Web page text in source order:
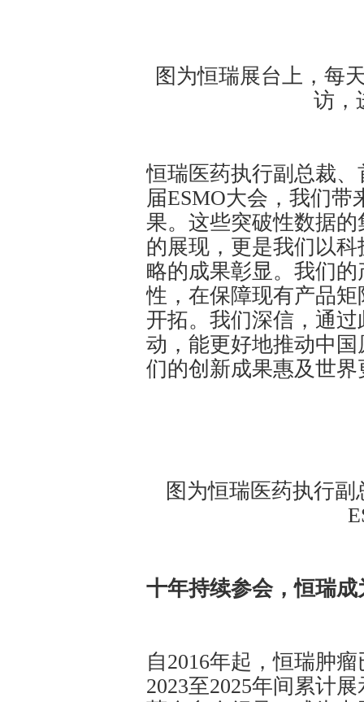
图为恒瑞展台上，每
访，
恒瑞医药执行副总裁
届ESMO大会，我们
果。这些突破性数据
的展现，更是我们以
略的成果彰显。我们
性，在保障现有产品
开拓。我们深信，通
动，能更好地推动中
们的创新成果惠及世界
图为恒瑞医药执行
十年持续参会，恒瑞
自2016年起，恒瑞肿
2023至2025年间累计